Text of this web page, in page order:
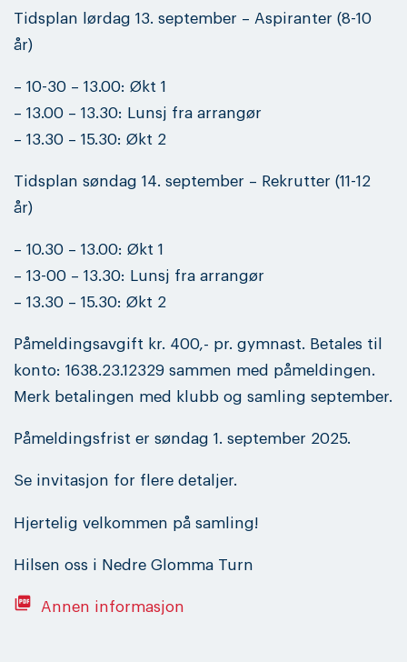
Tidsplan lørdag 13. september – Aspiranter (8-10
år)
– 10-30 – 13.00: Økt 1
– 13.00 – 13.30: Lunsj fra arrangør
– 13.30 – 15.30: Økt 2
Tidsplan søndag 14. september – Rekrutter (11-12
år)
– 10.30 – 13.00: Økt 1
– 13-00 – 13.30: Lunsj fra arrangør
– 13.30 – 15.30: Økt 2
Påmeldingsavgift kr. 400,- pr. gymnast. Betales til
konto: 1638.23.12329 sammen med påmeldingen.
Merk betalingen med klubb og samling september.
Påmeldingsfrist er søndag 1. september 2025.
Se invitasjon for flere detaljer.
Hjertelig velkommen på samling!
Hilsen oss i Nedre Glomma Turn
picture_as_pdf Annen informasjon